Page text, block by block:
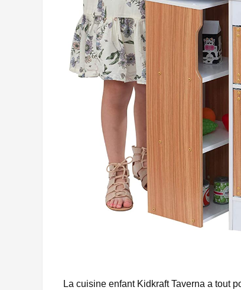
La cuisine enfant Kidkraft Taverna a tout